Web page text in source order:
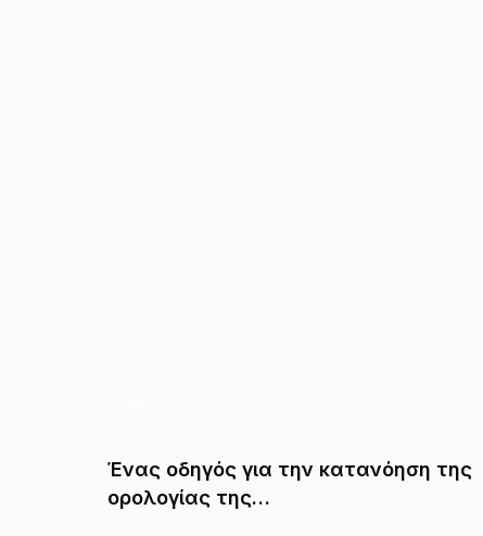
Ένας οδηγός για την κατανόηση της
ορολογίας της…